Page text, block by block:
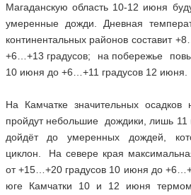
Магаданскую область 10-12 июня
умеренные дожди. Дневная
континентальных районов составит
+6…+13 градусов; на побережье
10 июня до +6…+11 градусов 12 июня.
На Камчатке значительных
пройдут небольшие дождики, лишь 11
дойдёт до умеренных дождей,
циклон. На севере края
от +15…+20 градусов 10 июня до
юге Камчатки 10 и 12 июня